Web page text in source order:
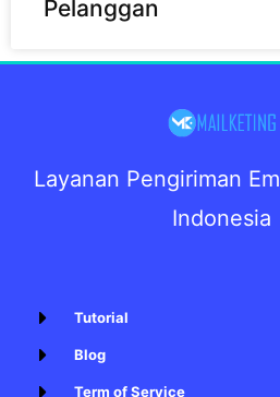
Pelanggan
Layanan Pengiriman
Indonesia
Tutorial
Blog
Term of Service